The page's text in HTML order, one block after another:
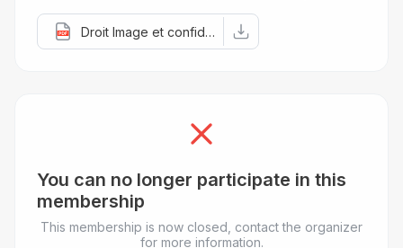
Droit Image et confidentialité 24-25.pdf
You can no longer participate in this
membership
This membership is now closed, contact the organizer
for more information.